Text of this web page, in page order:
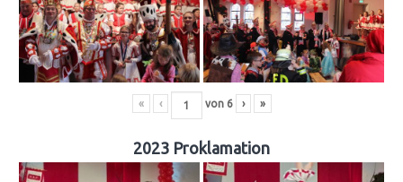
« ‹ von 6 › »
2023 Proklamation